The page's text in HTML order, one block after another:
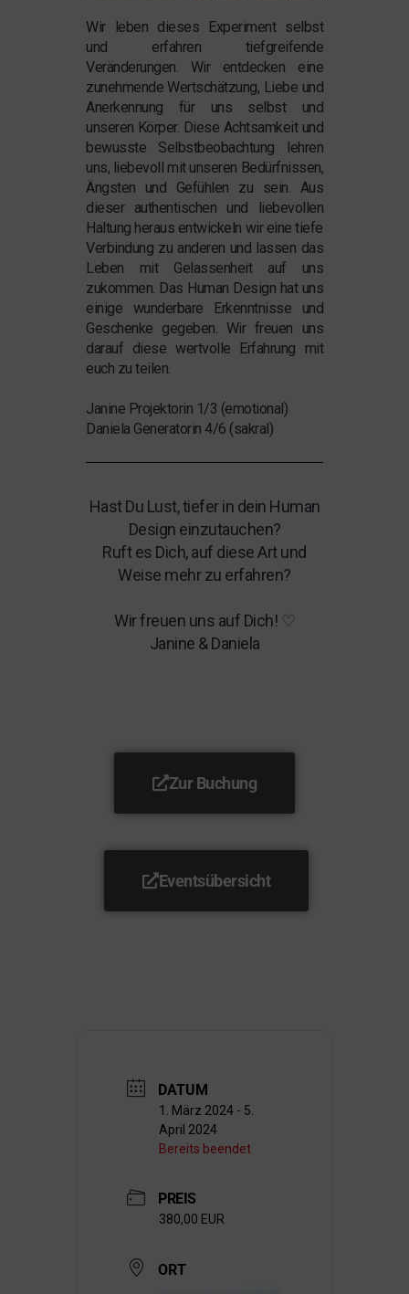
Wir leben dieses Experiment selbst
und erfahren tiefgreifende
Veränderungen. Wir entdecken eine
zunehmende Wertschätzung, Liebe und
Anerkennung für uns selbst und
unseren Körper. Diese Achtsamkeit und
bewusste Selbstbeobachtung lehren
uns, liebevoll mit unseren Bedürfnissen,
Ängsten und Gefühlen zu sein. Aus
dieser authentischen und liebevollen
Haltung heraus entwickeln wir eine tiefe
Verbindung zu anderen und lassen das
Leben mit Gelassenheit auf uns
zukommen. Das Human Design hat uns
einige wunderbare Erkenntnisse und
Geschenke gegeben. Wir freuen uns
darauf diese wertvolle Erfahrung mit
euch zu teilen.
Janine Projektorin 1/3 (emotional)
Daniela Generatorin 4/6 (sakral)
Hast Du Lust, tiefer in dein Human
Design einzutauchen?
Ruft es Dich, auf diese Art und
Weise mehr zu erfahren?
Wir freuen uns auf Dich! ♡
Janine & Daniela
Zur Buchung
Eventsübersicht
DATUM
1. März 2024 - 5.
April 2024
Bereits beendet
PREIS
380,00 EUR
ORT